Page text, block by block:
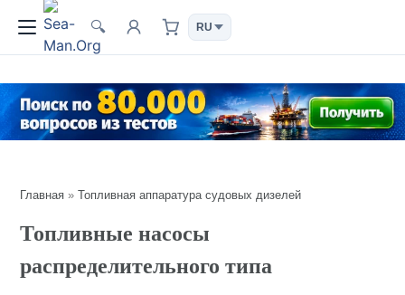
🔍
Главная »Топливная аппаратура судовых дизелей
Топливные насосы
распределительного типа